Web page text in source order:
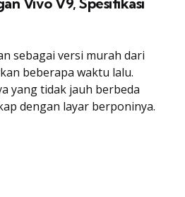
sebagai versi murah dari
beberapa waktu lalu.
yang tidak jauh berbeda
dengan layar berponinya.